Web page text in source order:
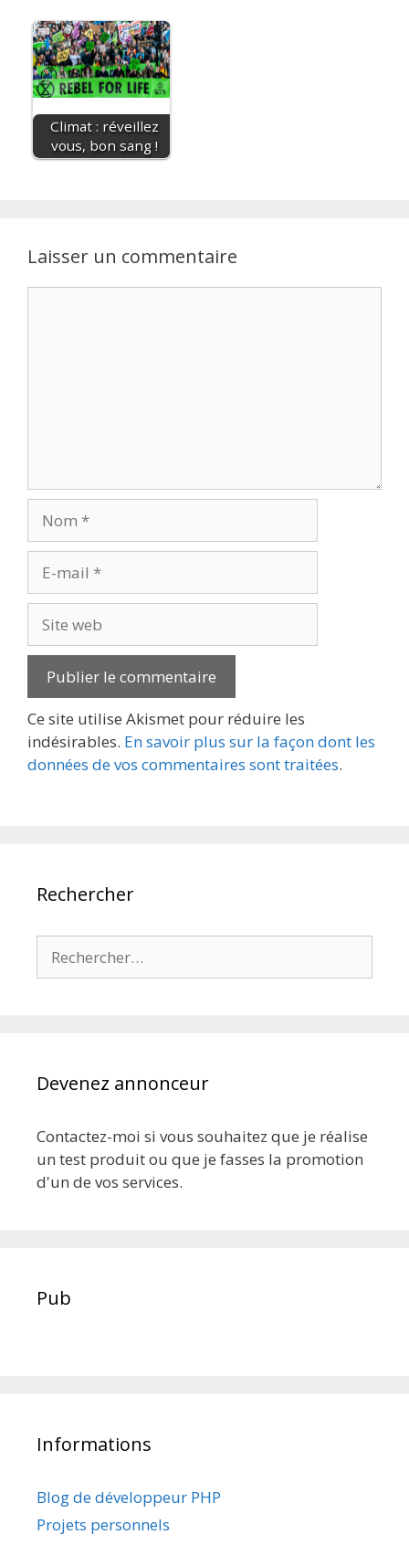
Climat : réveillez
vous, bon sang !
Laisser un commentaire
mail
web
Ce site utilise Akismet pour réduire les
indésirables. En savoir plus sur la façon dont les
données de vos commentaires sont traitées.
Rechercher
Devenez annonceur
Contactez-moi si vous souhaitez que je réalise
un test produit ou que je fasses la promotion
d'un de vos services.
Pub
Informations
Blog de développeur PHP
Projets personnels